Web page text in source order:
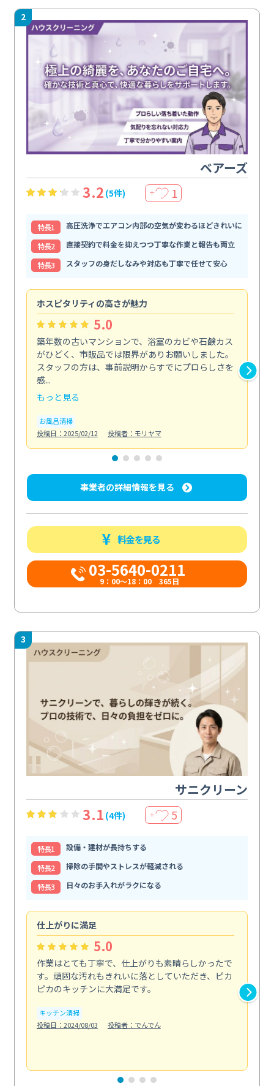
2
ベアーズ
3.2 (5件) ＋ 1
特⻑1
高圧洗浄でエアコン内部の空気が変わるほどきれいに
特⻑2
直接契約で料金を抑えつつ丁寧な作業と報告も両立
特⻑3
スタッフの身だしなみや対応も丁寧で任せて安心
ホスピタリティの高さが魅力
5.0
築年数の古いマンションで、浴室のカビや石鹸カス
がひどく、市販品では限界がありお願いしました。
スタッフの方は、事前説明からすでにプロらしさを
感...
もっと見る
お風呂清掃
投稿日：2025/02/12
投稿者：モリヤマ
事業者の詳細情報を見る
料金を見る
03-5640-0211
9：00～18：00 365日
3
サニクリーン
3.1 (4件) ＋ 5
特⻑1
設備・建材が長持ちする
特⻑2
掃除の手間やストレスが軽減される
特⻑3
日々のお手入れがラクになる
仕上がりに満足
5.0
作業はとても丁寧で、仕上がりも素晴らしかったで
す。頑固な汚れもきれいに落としていただき、ピカ
ピカのキッチンに大満足です。
キッチン清掃
投稿日：2024/08/03
投稿者：でんでん